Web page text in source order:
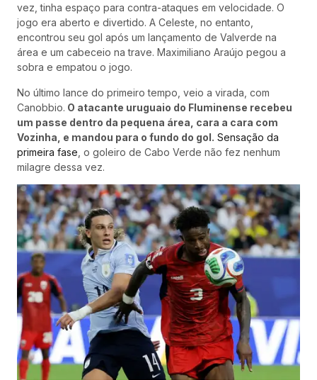
vez, tinha espaço para contra-ataques em velocidade. O
jogo era aberto e divertido. A Celeste, no entanto,
encontrou seu gol após um lançamento de Valverde na
área e um cabeceio na trave. Maximiliano Araújo pegou a
sobra e empatou o jogo.
No último lance do primeiro tempo, veio a virada, com
Canobbio. O atacante uruguaio do Fluminense recebeu
um passe dentro da pequena área, cara a cara com
Vozinha, e mandou para o fundo do gol. Sensação da
primeira fase , o goleiro de Cabo Verde não fez nenhum
milagre dessa vez.